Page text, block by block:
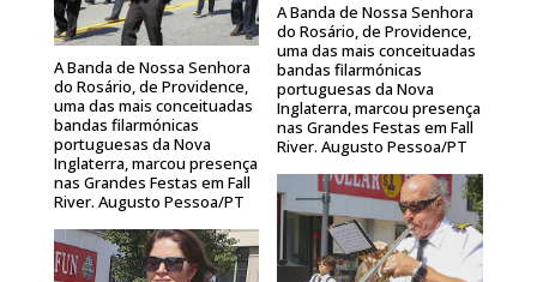
A Banda de Nossa Senhora
do Rosário, de Providence,
uma das mais conceituadas
bandas filarmónicas
portuguesas da Nova
Inglaterra, marcou presença
nas Grandes Festas em Fall
River. Augusto Pessoa/PT
A Banda de Nossa Senhora
do Rosário, de Providence,
uma das mais conceituadas
bandas filarmónicas
portuguesas da Nova
Inglaterra, marcou presença
nas Grandes Festas em Fall
River. Augusto Pessoa/PT